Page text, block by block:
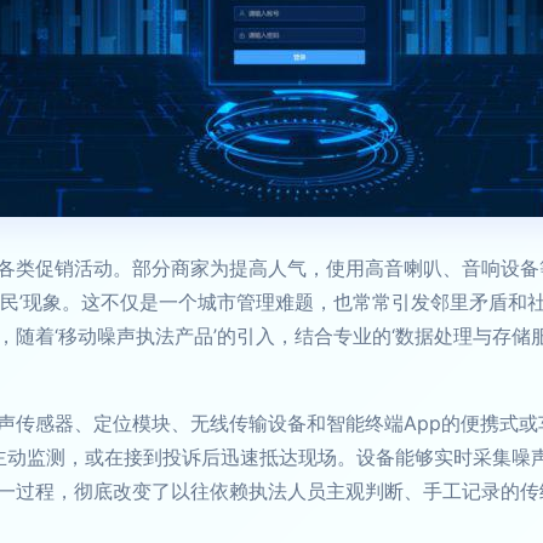
类促销活动。部分商家为提高人气，使用高音喇叭、音响设
’现象。这不仅是一个城市管理难题，也常常引发邻里矛盾
着‘移动噪声执法产品’的引入，结合专业的‘数据处理与存
传感器、定位模块、无线传输设备和智能终端App的便携式
动监测，或在接到投诉后迅速抵达现场。设备能够实时采集
过程，彻底改变了以往依赖执法人员主观判断、手工记录的